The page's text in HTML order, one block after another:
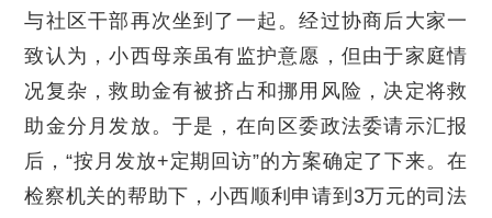
与社区干部再次坐到了一起。经过协商后大家一
致认为，小西母亲虽有监护意愿，但由于家庭情
况复杂，救助金有被挤占和挪用风险，决定将救
助金分月发放。于是，在向区委政法委请示汇报
后，“按月发放+定期回访”的方案确定了下来。在
检察机关的帮助下，小西顺利申请到3万元的司法